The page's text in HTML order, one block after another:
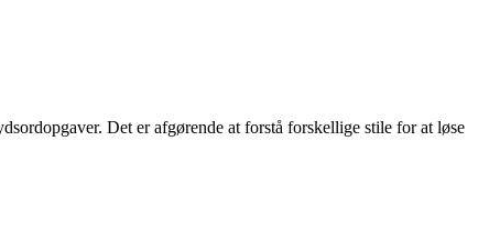
Det er afgørende at forstå forskellige stile for at løse